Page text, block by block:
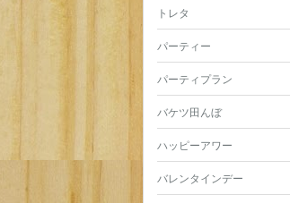
トレタ
パーティー
パーティプラン
バケツ田んぼ
ハッピーアワー
バレンタインデー